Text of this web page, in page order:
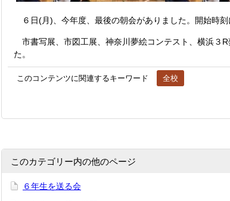
６日(月)、今年度、最後の朝会がありました。開始時
市書写展、市図工展、神奈川夢絵コンテスト、横浜３
た。
このコンテンツに関連するキーワード 全校
このカテゴリー内の他のページ
６年生を送る会